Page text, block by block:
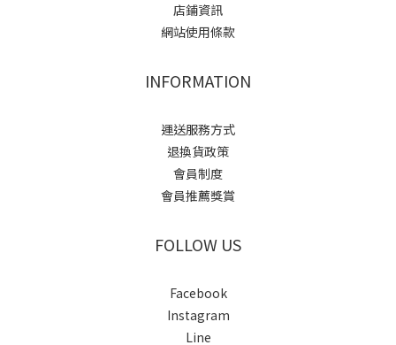
店鋪資訊
網站使用條款
INFORMATION
運送服務方式
退換貨政策
會員制度
會員推薦獎賞
FOLLOW US
Facebook
Instagram
Line